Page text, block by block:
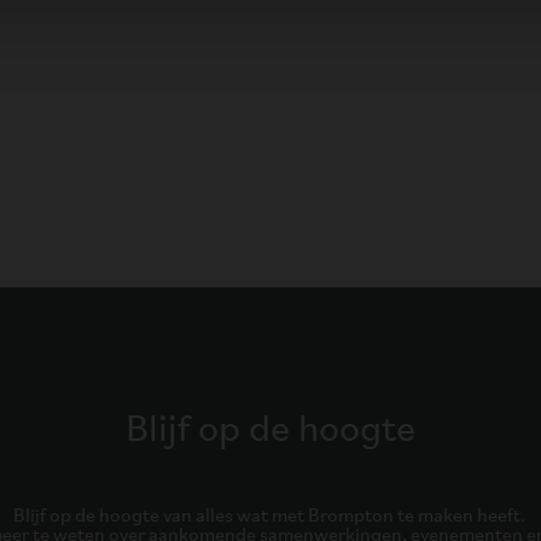
Blijf op de hoogte
Blijf op de hoogte van alles wat met Brompton te maken heeft.
te weten over aankomende samenwerkingen, evenementen